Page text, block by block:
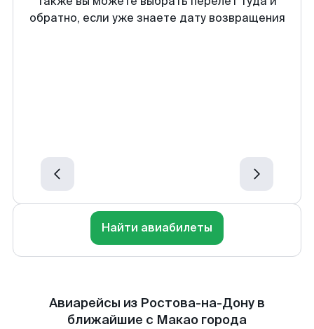
обратно, если уже знаете дату возвращения
Найти авиабилеты
Авиарейсы из Ростова-на-Дону в
ближайшие с Макао города